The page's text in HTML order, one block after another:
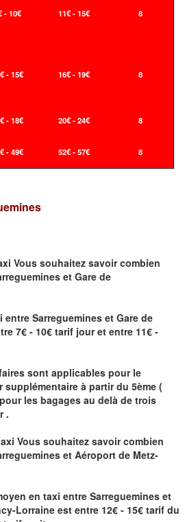
- 10€ 11€ - 15€ 8
- 15€ 16€ - 19€ 8
- 18€ 20€ - 24€ 8
- 49€ 52€ - 57€ 8
Vous souhaitez savoircombien
et Gare de
entre Sarreguemines et Gare de
7€ - 10€ tarif jour et entre 11€ -
sont applicables pour le
à partir du 5ème (
les bagages au delà de trois
.
Vous souhaitez savoircombien
et Aéroport de Metz-
en taxi entre Sarreguemines et
Lorraine est entre 12€ - 15€ tarif du